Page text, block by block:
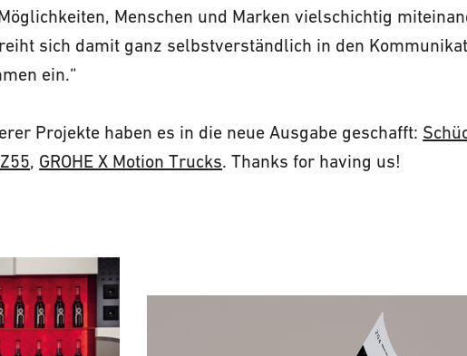
Menschen und Marken vielschichtig
sich damit ganz selbstverständlich in den
ein.“
Projekte haben es in die neue Ausgabe geschafft:
, GROHE X Motion Trucks. Thanks for having us!